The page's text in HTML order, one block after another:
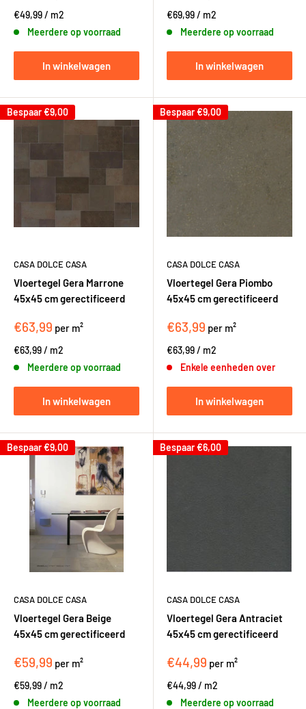
€49,99/ m2
Meerdere op voorraad
In winkelwagen
€69,99/ m2
Meerdere op voorraad
In winkelwagen
Bespaar€9,00
CASA DOLCE CASA
Vloertegel Gera Marrone
45x45 cm gerectificeerd
€63,99 per m²
€63,99/ m2
Meerdere op voorraad
In winkelwagen
Bespaar€9,00
CASA DOLCE CASA
Vloertegel Gera Piombo
45x45 cm gerectificeerd
€63,99 per m²
€63,99/ m2
Enkele eenheden over
In winkelwagen
Bespaar€9,00
CASA DOLCE CASA
Vloertegel Gera Beige
45x45 cm gerectificeerd
€59,99 per m²
€59,99/ m2
Meerdere op voorraad
Bespaar€6,00
CASA DOLCE CASA
Vloertegel Gera Antraciet
45x45 cm gerectificeerd
€44,99 per m²
€44,99/ m2
Meerdere op voorraad